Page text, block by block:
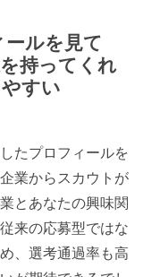
ルを見て
持ってくれ
すい
たプロフィールを
業からスカウトが
とあなたの興味関
来の応募型ではな
、選考通過率も高